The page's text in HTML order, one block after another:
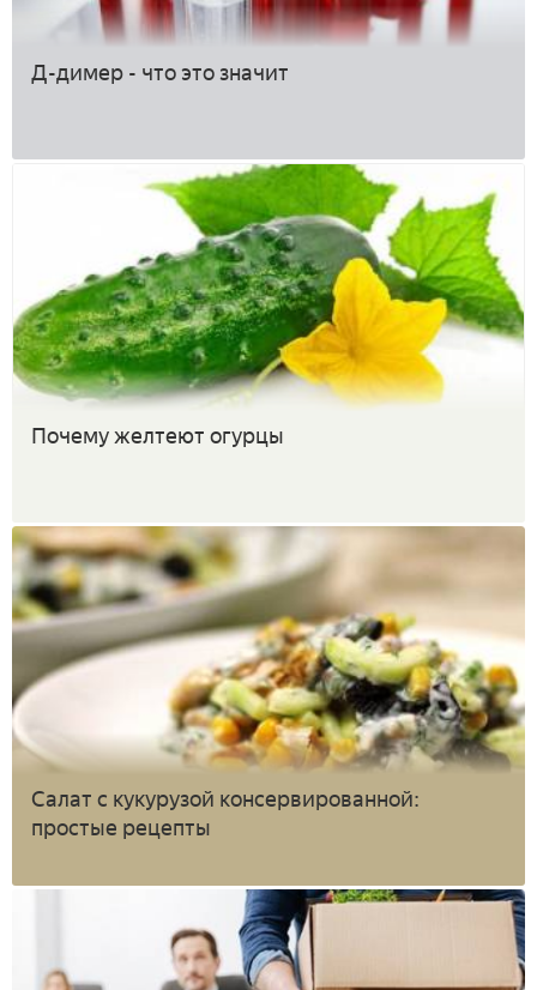
Д-димер - что это значит
Почему желтеют огурцы
Салат с кукурузой консервированной:
простые рецепты